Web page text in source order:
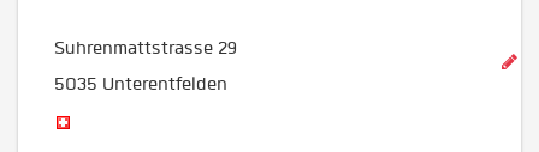
Suhrenmattstrasse 29
5035 Unterentfelden